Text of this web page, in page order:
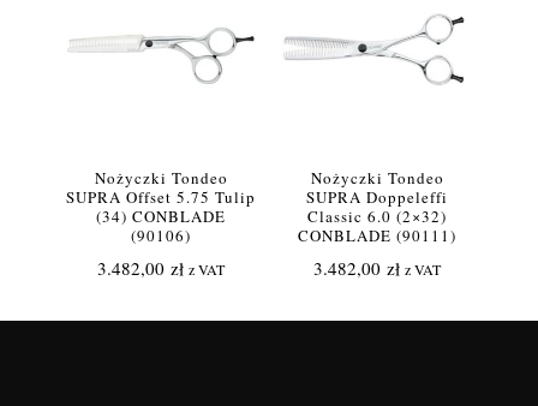
Nożyczki Tondeo
SUPRA Offset 5.75 Tulip
(34) CONBLADE
(90106)
3.482,00 zł z VAT
Nożyczki Tondeo
SUPRA Doppeleffi
Classic 6.0 (2×32)
CONBLADE (90111)
3.482,00 zł z VAT